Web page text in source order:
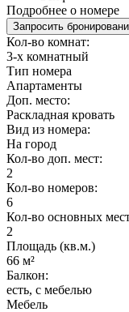
Подробнее о номере
Запросить
Кол-во комнат:
3-х комнатный
Тип номера
Апартаменты
Доп. место:
Раскладная кровать
Вид из номера:
На город
Кол-во доп. мест:
2
Кол-во номеров:
6
Кол-во основных
2
Площадь (кв.м.)
66 м²
Балкон:
есть, с мебелью
Мебель